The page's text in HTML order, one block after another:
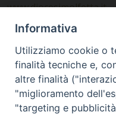
www.diocesimolfetta.it –
Ufficio Comunicazioni
Piazza Giovene 4 –
Informativa
Utilizziamo cookie o
finalità tecniche e,
altre finalità
"miglioramento
"targeting e